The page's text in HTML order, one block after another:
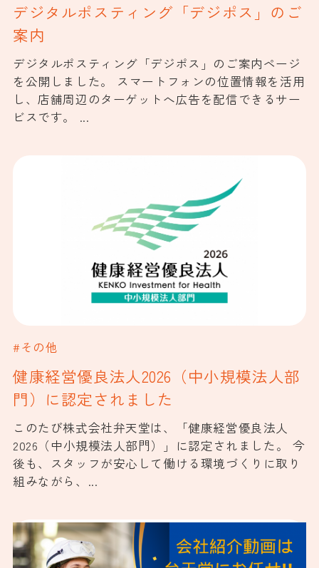
デジタルポスティング「デジポス」のご
案内
デジタルポスティング「デジポス」のご案内ページ
を公開しました。 スマートフォンの位置情報を活用
し、店舗周辺のターゲットへ広告を配信できるサー
ビスです。 ...
#その他
健康経営優良法人2026（中小規模法人部
門）に認定されました
このたび株式会社弁天堂は、「健康経営優良法人
2026（中小規模法人部門）」に認定されました。 今
後も、スタッフが安心して働ける環境づくりに取り
組みながら、...